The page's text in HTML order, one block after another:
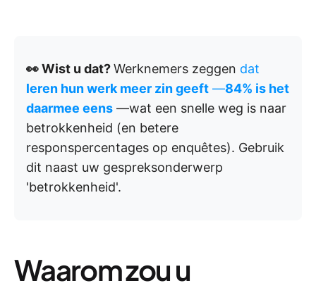
👀 Wist u dat?Werknemers zeggen dat
leren hun werk meer zin geeft —84% is het
daarmee eens —wat een snelle weg is naar
betrokkenheid (en betere
responspercentages op enquêtes). Gebruik
dit naast uw gespreksonderwerp
'betrokkenheid'.
Waarom zou u